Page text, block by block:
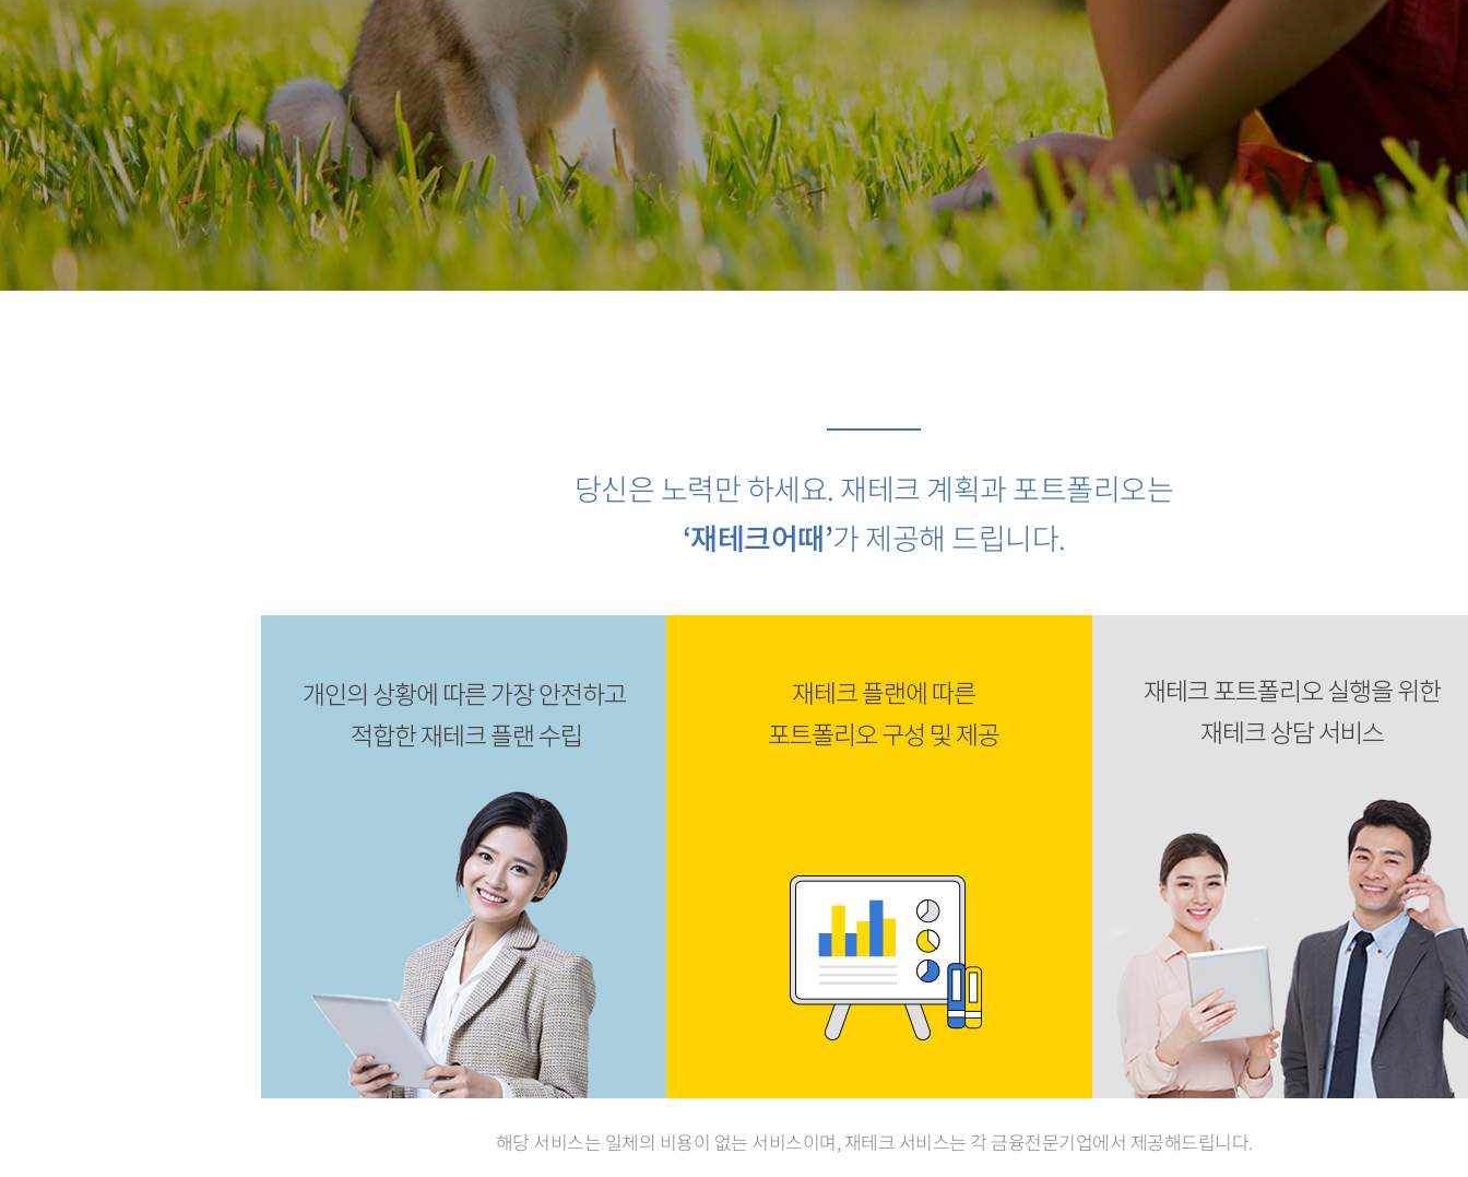
당신은 노력만 하세요. 재테크 계획과 포트폴리오는
‘재테크어때’가 제공해 드립니다.
해당 서비스는 일체의 비용이 없는 서비스이며, 재테크 서비스는 각 금융전문기업에서 제공해드립니다.